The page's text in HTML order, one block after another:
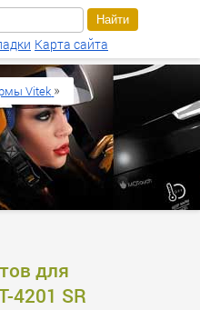
для
4201 SR
Vitek »
Карта сайта